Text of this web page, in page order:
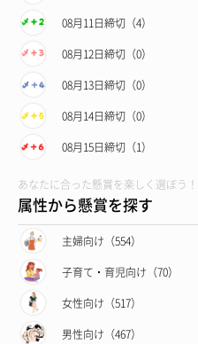
08月11日締切（4）
08月12日締切（0）
08月13日締切（0）
08月14日締切（0）
08月15日締切（1）
あなたに合った懸賞を楽しく選ぼう！
属性から懸賞を探す
主婦向け（554）
子育て・育児向け（70）
女性向け（517）
男性向け（467）